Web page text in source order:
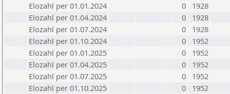
Elozahl per 01.01.2024
0
1928
Elozahl per 01.04.2024
0
1928
Elozahl per 01.07.2024
0
1928
Elozahl per 01.10.2024
0
1952
Elozahl per 01.01.2025
0
1952
Elozahl per 01.04.2025
0
1952
Elozahl per 01.07.2025
0
1952
Elozahl per 01.10.2025
0
1952